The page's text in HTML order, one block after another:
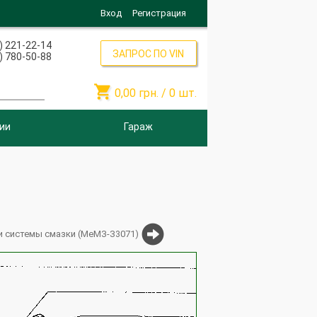
Вход Регистрация
221-22-14
780-50-88
ЗАПРОС ПО VIN
 0,00 грн. / 0 шт.
Гараж
системы смазки (МеМЗ-З3071)